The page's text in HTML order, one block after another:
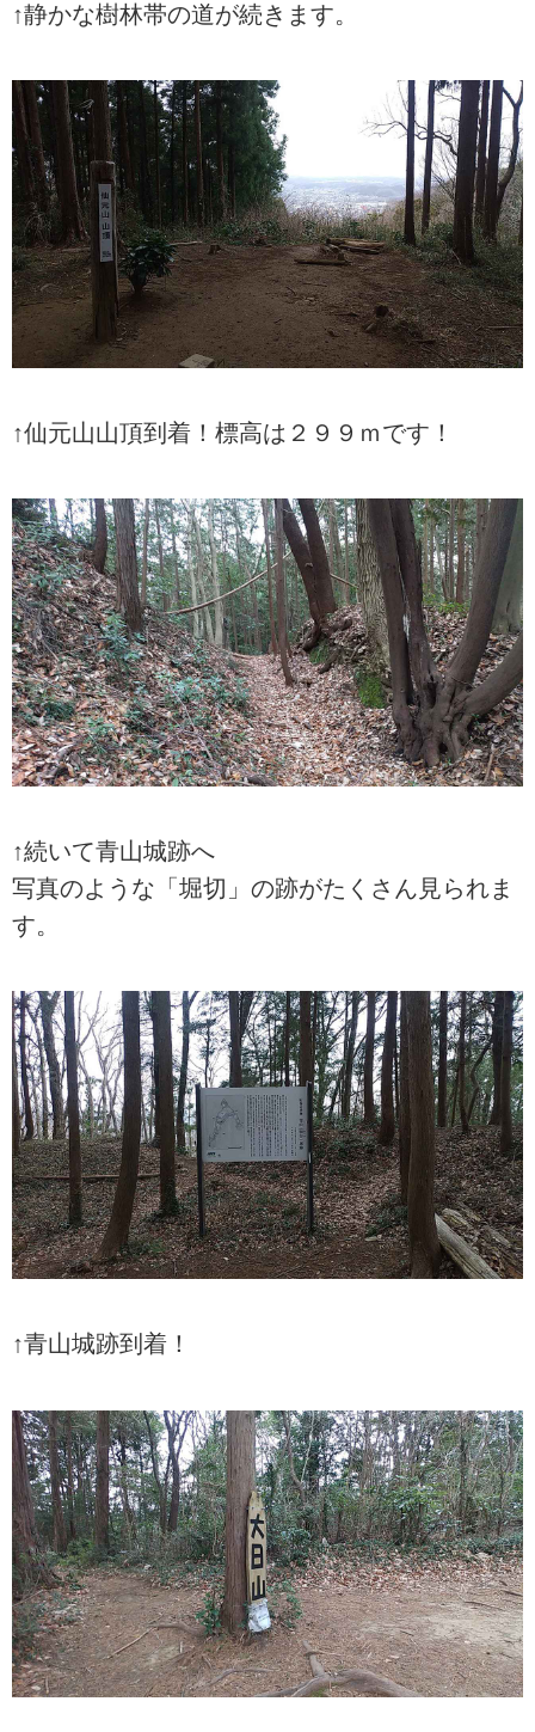
↑静かな樹林帯の道が続きます。
↑仙元山山頂到着！標高は２９９ｍです！
↑続いて青山城跡へ
写真のような「堀切」の跡がたくさん見られま
す。
↑青山城跡到着！